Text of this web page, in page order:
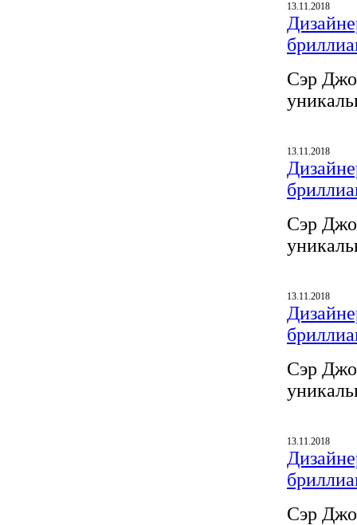
13.11.2018
Сэр
13.11.2018
Сэр
13.11.2018
Сэр
13.11.2018
Сэр